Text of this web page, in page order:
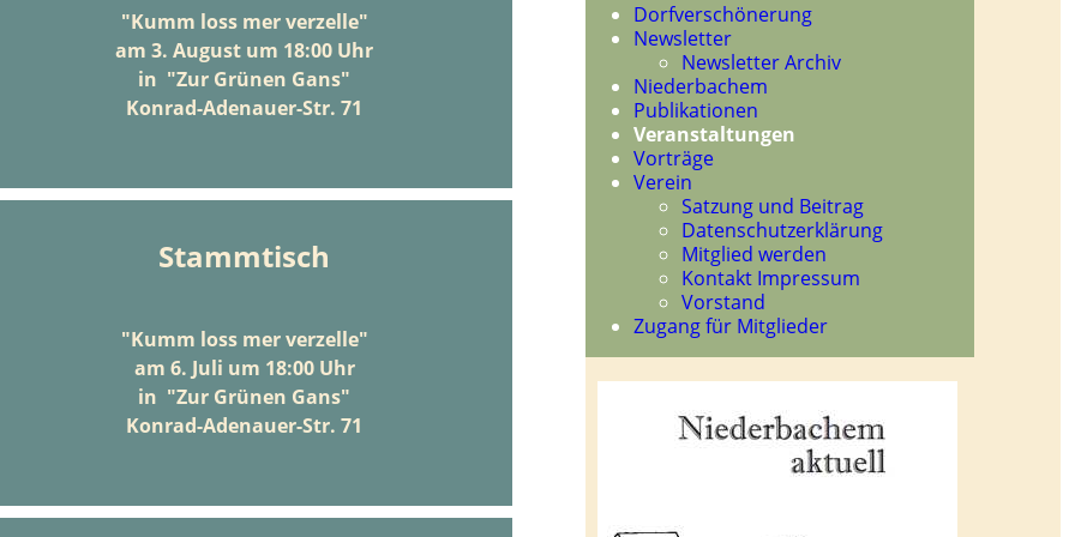
"Kumm loss mer verzelle"
am 3. August um 18:00 Uhr
in "Zur Grünen Gans"
Konrad-Adenauer-Str. 71
Stammtisch
"Kumm loss mer verzelle"
am 6. Juli um 18:00 Uhr
in "Zur Grünen Gans"
Konrad-Adenauer-Str. 71
Dorfverschönerung
Newsletter
Newsletter Archiv
Niederbachem
Publikationen
Veranstaltungen
Vorträge
Verein
Satzung und Beitrag
Datenschutzerklärung
Mitglied werden
Kontakt Impressum
Vorstand
Zugang für Mitglieder